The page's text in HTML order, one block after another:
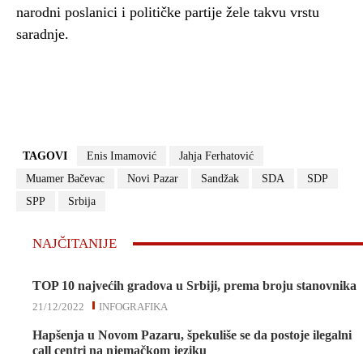
narodni poslanici i političke partije žele takvu vrstu
saradnje.
TAGOVI Enis Imamović
Jahja Ferhatović
Muamer Bačevac
Novi Pazar Sandžak SDA
SDP
SPP
Srbija
NAJČITANIJE
TOP 10 najvećih gradova u Srbiji, prema broju stanovnika
INFOGRAFIKA
21/12/2022
Hapšenja u Novom Pazaru, špekuliše se da postoje ilegalni
call centri na njemačkom jeziku